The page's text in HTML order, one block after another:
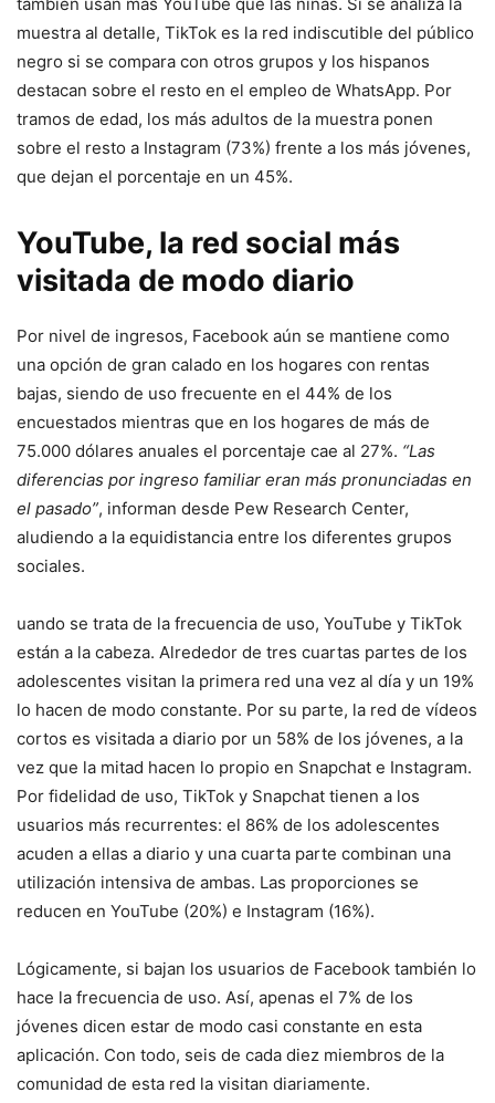
muestra al detalle, TikTok es la red indiscutible del público
negro si se compara con otros grupos y los hispanos
destacan sobre el resto en el empleo de WhatsApp. Por
tramos de edad, los más adultos de la muestra ponen
sobre el resto a Instagram (73%) frente a los más jóvenes,
que dejan el porcentaje en un 45%.
YouTube, la red social más
visitada de modo diario
Por nivel de ingresos, Facebook aún se mantiene como
una opción de gran calado en los hogares con rentas
bajas, siendo de uso frecuente en el 44% de los
encuestados mientras que en los hogares de más de
75.000 dólares anuales el porcentaje cae al 27%. “Las
diferencias por ingreso familiar eran más pronunciadas en
el pasado”, informan desde Pew Research Center,
aludiendo a la equidistancia entre los diferentes grupos
sociales.
uando se trata de la frecuencia de uso, YouTube y TikTok
están a la cabeza. Alrededor de tres cuartas partes de los
adolescentes visitan la primera red una vez al día y un 19%
lo hacen de modo constante. Por su parte, la red de vídeos
cortos es visitada a diario por un 58% de los jóvenes, a la
vez que la mitad hacen lo propio en Snapchat e Instagram.
Por fidelidad de uso, TikTok y Snapchat tienen a los
usuarios más recurrentes: el 86% de los adolescentes
acuden a ellas a diario y una cuarta parte combinan una
utilización intensiva de ambas. Las proporciones se
reducen en YouTube (20%) e Instagram (16%).
Lógicamente, si bajan los usuarios de Facebook también lo
hace la frecuencia de uso. Así, apenas el 7% de los
jóvenes dicen estar de modo casi constante en esta
aplicación. Con todo, seis de cada diez miembros de la
comunidad de esta red la visitan diariamente.